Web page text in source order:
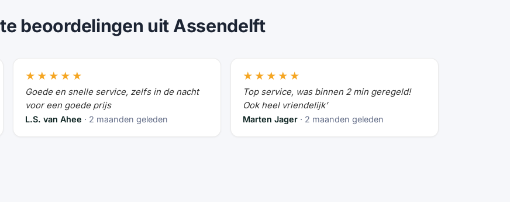
beoordelingen uit Assendelft
★★★★★
Goede en snelle service, zelfs in de nacht
voor een goede prijs
L.S. van Ahee · 2 maanden geleden
★★★★★
Top service, was binnen 2 min geregeld!
Ook heel vriendelijk’
Marten Jager · 2 maanden geleden